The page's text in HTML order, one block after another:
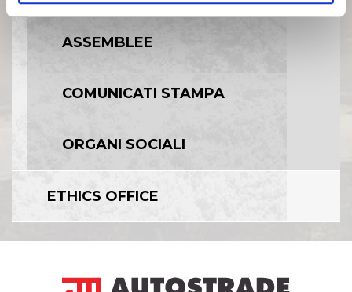
ASSEMBLEE
COMUNICATI STAMPA
ORGANI SOCIALI
ETHICS OFFICE